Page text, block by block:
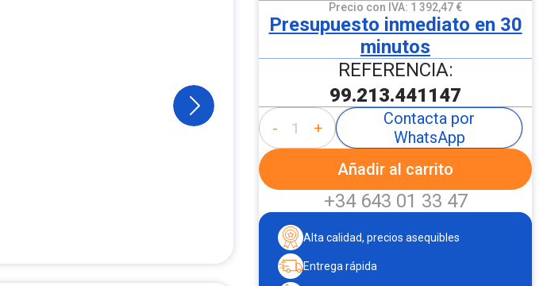
Precio con IVA: 1 392,47 €
Presupuesto inmediato en 30
minutos
REFERENCIA:
99.213.441147
- +
Contacta por
WhatsApp
Añadir al carrito
+34 643 01 33 47
Alta calidad, precios asequibles
Entrega rápida